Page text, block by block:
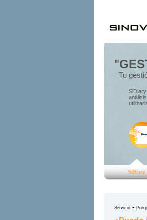
Tu
SiDiary
Servicio -